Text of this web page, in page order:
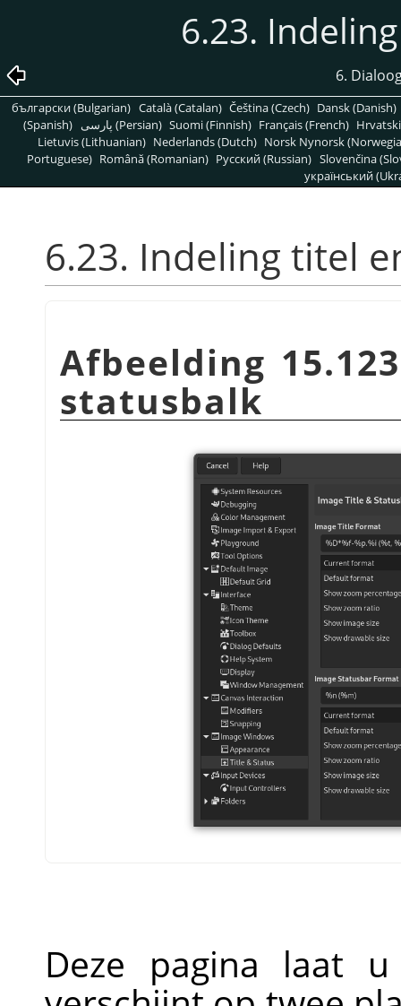
6.23.
6.
български (Bulgarian) Català (Catalan) Čeština (Czech) Dansk (Danish)
(Spanish)
پارسی (Persian) Suomi (Finnish) Français (French)
Lietuvis (Lithuanian) Nederlands (Dutch) Norsk Nynorsk
Portuguese) Română (Romanian) Pусский (Russian) Slovenčina
український
6.23. Indeling titel
Afbeelding
statusbalk
Deze pagina laat